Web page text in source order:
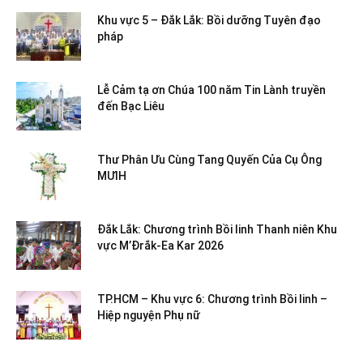
Khu vực 5 – Đắk Lắk: Bồi dưỡng Tuyên đạo
pháp
Lễ Cảm tạ ơn Chúa 100 năm Tin Lành truyền
đến Bạc Liêu
Thư Phân Ưu Cùng Tang Quyến Của Cụ Ông
MƯIH
Đắk Lắk: Chương trình Bồi linh Thanh niên Khu
vực M’Đrắk-Ea Kar 2026
TP.HCM – Khu vực 6: Chương trình Bồi linh –
Hiệp nguyện Phụ nữ